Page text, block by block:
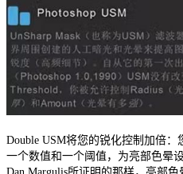
Double USM将您的锐化控制加倍：
一个数值和一个阈值，为亮部色晕